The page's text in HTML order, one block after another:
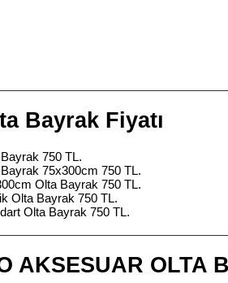
Bayrak Fiyatı
750 TL.
75x300cm 750 TL.
Olta Bayrak 750 TL.
Olta Bayrak 750 TL.
Olta Bayrak 750 TL.
AKSESUAR OLTA